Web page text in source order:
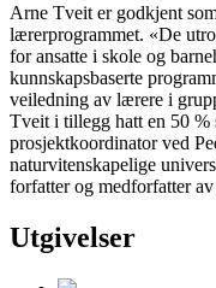
Arne Tveit er godkjent
lærerprogrammet. «De
for ansatte i skole og
kunnskapsbaserte
veiledning av lærere i
Tveit i tillegg hatt en 50
prosjektkoordinator ved
naturvitenskapelige
forfatter og medforfatter
Utgivelser